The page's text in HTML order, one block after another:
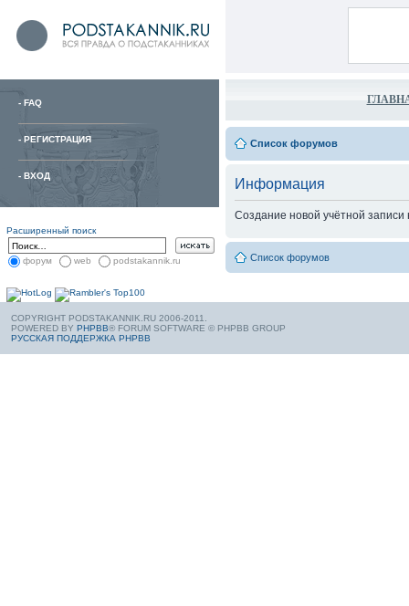
- FAQ
- РЕГИСТРАЦИЯ
- ВХОД
Расширенный поиск
форум web podstakannik.ru
Список форумов
Информация
Создание новой учётной
Список форумов
COPYRIGHT PODSTAKANNIK.RU 2006-2011.
POWERED BY PHPBB® FORUM SOFTWARE © PHPBB GROUP
РУССКАЯ ПОДДЕРЖКА PHPBB